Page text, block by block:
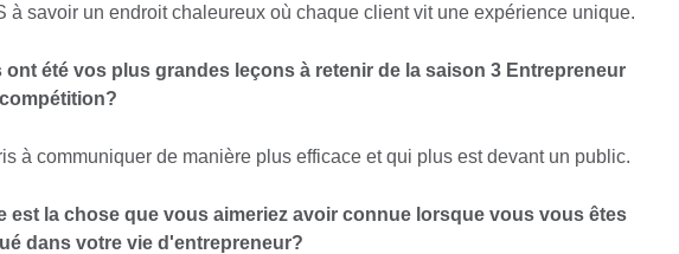
à savoir un endroit chaleureux où chaque client vit une expérience unique.
ont été vos plus grandes leçons à retenir de la saison 3 Entrepreneur
à communiquer de manière plus efficace et qui plus est devant un public.
est la chose que vous aimeriez avoir connue lorsque vous vous êtes
dans votre vie d'entrepreneur?